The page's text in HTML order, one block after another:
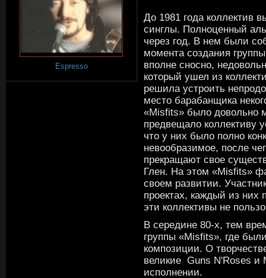
Espresso
До 1981 года коллектив
синглы. Полноценный
через год. В нем были
момента создания
вполне сносно,
который ушел из
решила устроить
место барабанщика
«Misfits» было довольно
предвещало коллективу
что у них было полно
невообразимое, после
прекращают свое
Глен. На этом «Misfits»
своем развитии.
проектах, каждый из них
эти коллективы не
В середине 80-х, тем
группы «Misfits», где
композиции. О
великие Guns N'Roses и
исполнении.